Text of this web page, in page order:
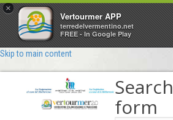
×
Vertourmer APP
terredelvermentino.net
FREE - In Google Play
Skip to main content
Search
form